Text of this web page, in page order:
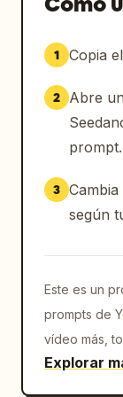
luego
susurra
luego
te miraba
y torcida,
comisuras
profundiza
funde
luz
La
1 Copia
2
Abre
prompt.
3
según
Este es un
prompts de
vídeo más,
Explorar